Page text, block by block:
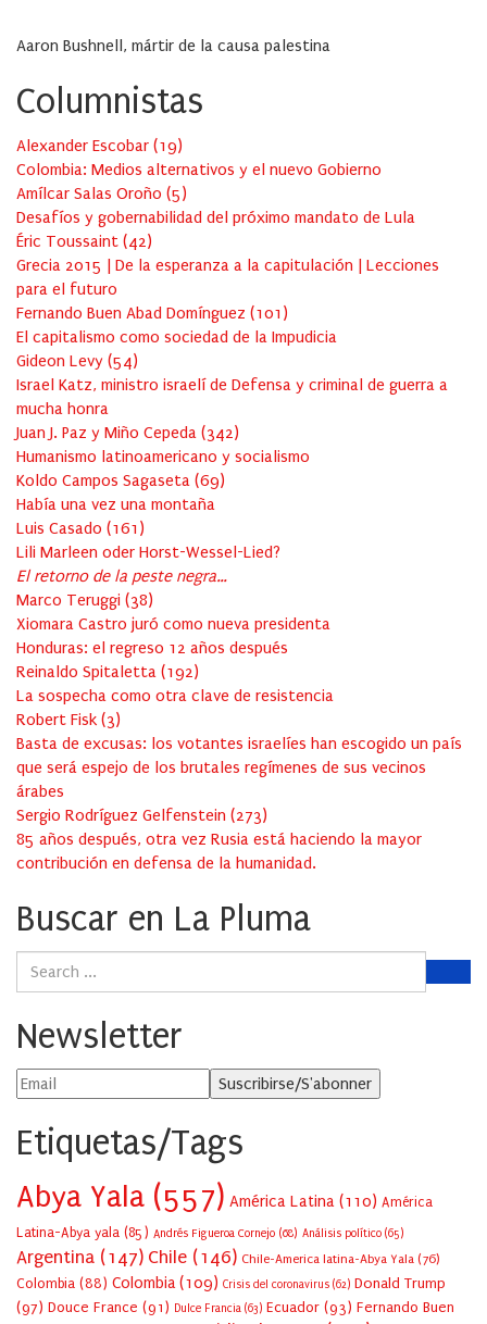
Aaron Bushnell, mártir de la causa palestina
Columnistas
Alexander Escobar (19)
Colombia: Medios alternativos y el nuevo Gobierno
Amílcar Salas Oroño (5)
Desafíos y gobernabilidad del próximo mandato de Lula
Éric Toussaint (42)
Grecia 2015 | De la esperanza a la capitulación | Lecciones
para el futuro
Fernando Buen Abad Domínguez (101 )
El capitalismo como sociedad de la Impudicia
Gideon Levy (54)
Israel Katz, ministro israelí de Defensa y criminal de guerra a
mucha honra
Juan J. Paz y Miño Cepeda (342)
Humanismo latinoamericano y socialismo
Koldo Campos Sagaseta (69)
Había una vez una montaña
Luis Casado (161 )
Lili Marleen oder Horst-Wessel-Lied?
El retorno de la peste negra…
Marco Teruggi (38)
Xiomara Castro juró como nueva presidenta
Honduras: el regreso 12 años después
Reinaldo Spitaletta (192)
La sospecha como otra clave de resistencia
Robert Fisk (3)
Basta de excusas: los votantes israelíes han escogido un país
que será espejo de los brutales regímenes de sus vecinos
árabes
Sergio Rodríguez Gelfenstein (273)
85 años después, otra vez Rusia está haciendo la mayor
contribución en defensa de la humanidad.
Buscar en La Pluma
Newsletter
Etiquetas/Tags
Abya Yala (557) América Latina (110) América
Latina-Abya yala (85) Andrés Figueroa Cornejo (68) Análisis político (65)
Argentina (147) Chile (146) Chile-America latina-Abya Yala (76)
Colombia (88) Colombia(109) Crisis del coronavirus (62) Donald Trump
(97) Douce France (91) Dulce Francia (63) Ecuador (93) Fernando Buen